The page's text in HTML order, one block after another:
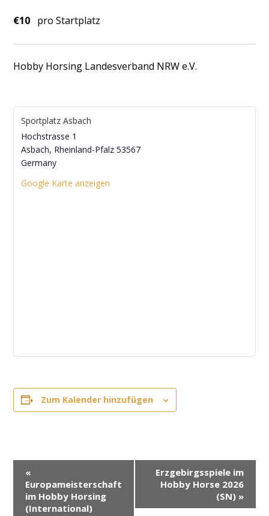
€10 pro Startplatz
Hobby Horsing Landesverband NRW e.V.
Sportplatz Asbach
Hochstrasse 1
Asbach, Rheinland-Pfalz 53567
Germany
Google Karte anzeigen
Zum Kalender hinzufügen
«
Europameisterschaft
im Hobby Horsing
(International)
Erzgebirgsspiele im
Hobby Horse 2026
(SN) »